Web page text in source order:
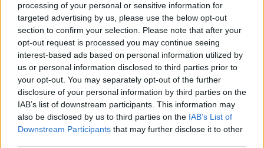
processing of your personal or sensitive information for
targeted advertising by us, please use the below opt-out
section to confirm your selection. Please note that after your
opt-out request is processed you may continue seeing
interest-based ads based on personal information utilized by
us or personal information disclosed to third parties prior to
your opt-out. You may separately opt-out of the further
disclosure of your personal information by third parties on the
IAB’s list of downstream participants. This information may
also be disclosed by us to third parties on the IAB’s List of
Downstream Participants that may further disclose it to other
Pasak už regioną atsakingos JAV centrinės
vadavietės (Centcom), ataką surengė vienas